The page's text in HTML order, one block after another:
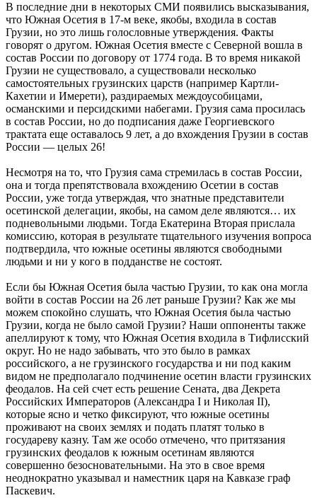
В последние дни в некоторых СМИ появились высказывания,
что Южная Осетия в 17-м веке, якобы, входила в состав
Грузии, но это лишь голословные утверждения. Факты
говорят о другом. Южная Осетия вместе с Северной вошла в
состав России по договору от 1774 года. В то время никакой
Грузии не существовало, а существовали несколько
самостоятельных грузинских царств (например Картли-
Кахетии и Имерети), раздираемых междоусобицами,
османскими и персидскими набегами. Грузия сама просилась
в состав России, но до подписания даже Георгиевского
трактата еще оставалось 9 лет, а до вхождения Грузии в состав
России — целых 26!
Несмотря на то, что Грузия сама стремилась в состав России,
она и тогда препятствовала вхождению Осетии в состав
России, уже тогда утверждая, что знатные представители
осетинской делегации, якобы, на самом деле являются… их
подневольными людьми. Тогда Екатерина Вторая прислала
комиссию, которая в результате тщательного изучения вопроса
подтвердила, что южные осетины являются свободными
людьми и ни у кого в подданстве не состоят.
Если бы Южная Осетия была частью Грузии, то как она могла
войти в состав России на 26 лет раньше Грузии? Как же мы
можем спокойно слушать, что Южная Осетия была частью
Грузии, когда не было самой Грузии? Наши оппоненты также
апеллируют к тому, что Южная Осетия входила в Тифлисский
округ. Но не надо забывать, что это было в рамках
российского, а не грузинского государства и ни под каким
видом не предполагало подчинение осетин власти грузинских
феодалов. На сей счет есть решение Сената, два Декрета
Российских Императоров (Александра I и Николая II),
которые ясно и четко фиксируют, что южные осетины
проживают на своих землях и подать платят только в
государеву казну. Там же особо отмечено, что притязания
грузинских феодалов к южным осетинам являются
совершенно безосновательными. На это в свое время
неоднократно указывал и наместник царя на Кавказе граф
Паскевич.